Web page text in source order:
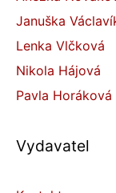
Januška
Lenka Vlčková
Nikola Hájová
Pavla Horáková
Vydavatel